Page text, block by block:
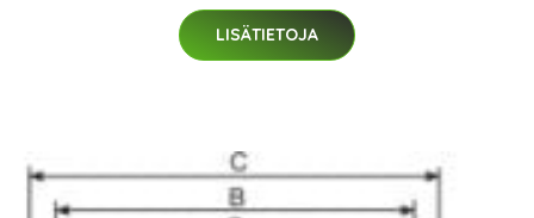
LISÄTIETOJA